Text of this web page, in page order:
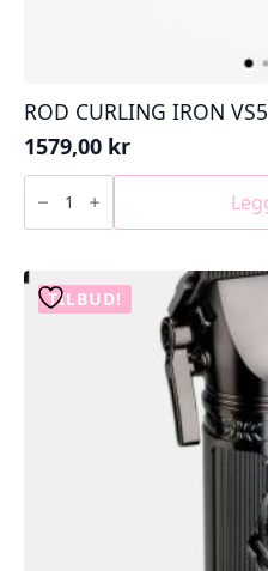
ROD CURLING IRON
1579,00 kr
ROD
CURLING
VS5,
antall
TILBUD!